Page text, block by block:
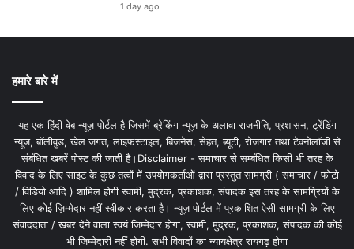
1 day ago
हमारे बारे में
यह एक हिंदी वेब न्यूज़ पोर्टल है जिसमें ब्रेकिंग न्यूज़ के अलावा राजनीति, प्रशासन, ट्रेंडिंग
न्यूज, बॉलीवुड, खेल जगत, लाइफस्टाइल, बिजनेस, सेहत, ब्यूटी, रोजगार तथा टेक्नोलॉजी से
संबंधित खबरें पोस्ट की जाती है।Disclaimer - समाचार से सम्बंधित किसी भी तरह के
विवाद के लिए साइट के कुछ तत्वों में उपयोगकर्ताओं द्वारा प्रस्तुत सामग्री ( समाचार / फोटो
/ विडियो आदि ) शामिल होगी स्वामी, मुद्रक, प्रकाशक, संपादक इस तरह के सामग्रियों के
लिए कोई ज़िम्मेदार नहीं स्वीकार करता है। न्यूज़ पोर्टल में प्रकाशित ऐसी सामग्री के लिए
संवाददाता / खबर देने वाला स्वयं जिम्मेदार होगा, स्वामी, मुद्रक, प्रकाशक, संपादक की कोई
भी जिम्मेदारी नहीं होगी. सभी विवादों का न्यायक्षेत्र रायगढ़ होगा